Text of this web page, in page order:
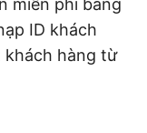
miễn phí bằng
ID khách
khách hàng từ